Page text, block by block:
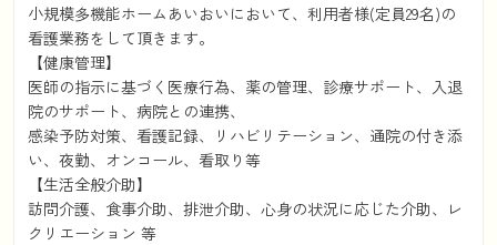
小規模多機能ホームあいおいにおいて、利用者様(定員29名)の
看護業務をして頂きます。
【健康管理】
医師の指示に基づく医療行為、薬の管理、診療サポート、入退
院のサポート、病院との連携、
感染予防対策、看護記録、リハビリテーション、通院の付き添
い、夜勤、オンコール、看取り等
【生活全般介助】
訪問介護、食事介助、排泄介助、心身の状況に応じた介助、レ
クリエーション 等